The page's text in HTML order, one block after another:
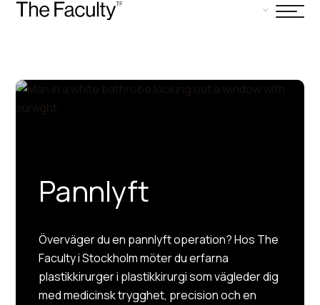
Pannlyft
Överväger du en pannlyft operation? Hos The
Faculty i Stockholm möter du erfarna
plastikkirurger i plastikkirurgi som vägleder dig
med medicinsk trygghet, precision och en